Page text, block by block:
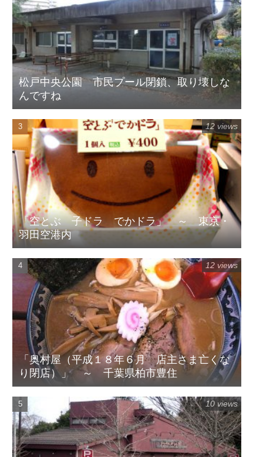
松戸中央公園 市民プール閉鎖、取り壊しな
んですね
「空とぶ 子ドラ でかドラ」 ～ 東京・
羽田空港内
12 views
「奥村屋（平成１８年６月 店主さま亡くな
り閉店）」 ～ 千葉県柏市豊住
12 views
10 views